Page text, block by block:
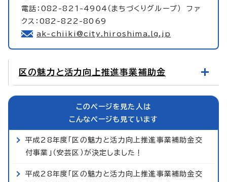
電話：082-821-4904（まちづくりグループ） ファ
クス：082-822-8069
ak-chiiki@city.hiroshima.lg.jp
区の魅力と活力向上推進事業補助金
このページを見た人は
こんなページも見ています
平成28年度「区の魅力と活力向上推進事業補助金交
付事業」（安芸区）が決定しました！
平成28年度「区の魅力と活力向上推進事業補助金交